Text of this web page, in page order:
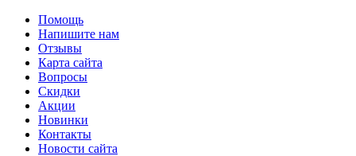
Помощь
Напишите нам
Отзывы
Карта сайта
Вопросы
Скидки
Акции
Новинки
Контакты
Новости сайта